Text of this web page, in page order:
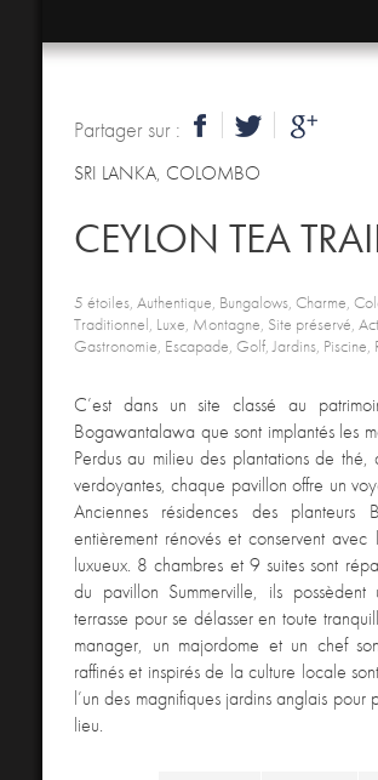
Partager sur :
SRI LANKA, COLOMBO
CEYLON TEA
5 étoiles, Authentique, Bungalows, Charme,
Traditionnel, Luxe, Montagne, Site préservé,
Gastronomie, Escapade, Golf, Jardins, Piscine,
C’est dans un site classé au
Bogawantalawa que sont implantés les
Perdus au milieu des plantations de
verdoyantes, chaque pavillon offre un
Anciennes résidences des
entièrement rénovés et conservent
luxueux. 8 chambres et 9 suites sont
du pavillon Summerville, ils
terrasse pour se délasser en toute
manager, un majordome et un chef
raffinés et inspirés de la culture locale
l’un des magnifiques jardins anglais
lieu.